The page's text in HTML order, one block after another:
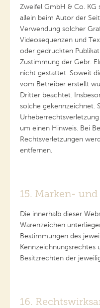
Zweifel GmbH & Co.
allein beim Autor der
Verwendung solcher
Videosequenzen und
oder gedruckten
Zustimmung der Gebr.
nicht gestattet. Soweit
vom Betreiber erstellt
Dritter beachtet.
solche gekennzeichnet.
um einen Hinweis. Bei
Rechtsverletzungen
entfernen.
15. Marken-
Die innerhalb dieser
Warenzeichen
Bestimmungen des
Kennzeichnungsrechtes
Besitzrechten der
16.